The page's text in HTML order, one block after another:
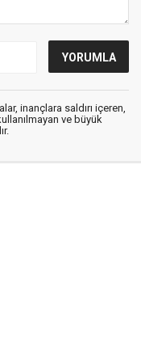
inançlara saldırı içeren,
ve büyük